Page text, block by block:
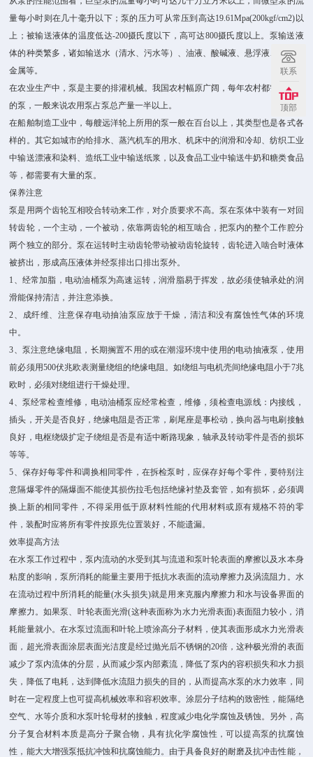
量每小时则在几十毫升以下；泵的压力可从常压到高达19.61Mpa(200kgf/cm2)以
上；被输送液体的温度低达-200摄氏度以下，高可达800摄氏度以上。泵输送液
体的种类繁多，诸如输送水（清水、污水等）、油液、酸碱液、悬浮液、和液态
金属等。
在农业生产中，泵是主要的排灌机械。我国农村幅原广阔，每年农村都需要大量
的泵，一般来说农用泵占泵总产量一半以上。
在船舶制造工业中，每艘远洋轮上所用的泵一般在百台以上，其类型也是各式各
样的。其它如城市的给排水、蒸汽机车的用水、机床中的润滑和冷却、纺织工业
中输送漂液和染料、造纸工业中输送纸浆，以及食品工业中输送牛奶和糖类食品
等，都需要有大量的泵。
保养注意
泵是用两个齿轮互相咬合转动来工作，对介质要求不高。泵在泵体中装有一对回
转齿轮，一个主动，一个被动，依靠两齿轮的相互啮合，把泵内的整个工作腔分
两个独立的部分。泵在运转时主动齿轮带动被动齿轮旋转，齿轮进入啮合时液体
被挤出，形成高压液体并经泵排出口排出泵外。
1、经常加脂，电动油桶泵为高速运转，润滑脂易于挥发，故必须使轴承处的润
滑能保持清洁，并注意添换。
2、成纤维、注意保存电动抽油泵应放于干燥，清洁和没有腐蚀性气体的环境
中。
3、泵注意绝缘电阻，长期搁置不用的或在潮湿环境中使用的电动抽液泵，使用
前必须用500伏兆欧表测量绕组的绝缘电阻。如绕组与电机壳间绝缘电阻小于7兆
欧时，必须对绕组进行干燥处理。
4、泵经常检查维修，电动油桶泵应经常检查，维修，须检查电源线：内接线，
插头，开关是否良好，绝缘电阻是否正常，刷尾座是事松动，换向器与电刷接触
良好，电枢绕级扩定子绕组是否是有适中断路现象，轴承及转动零件是否的损坏
等等。
5、保存好每零件和调换相同零件，在拆检泵时，应保存好每个零件，要特别注
意隔爆零件的隔爆面不能使其损伤拉毛包括绝缘衬垫及套管，如有损坏，必须调
换上新的相同零件，不得采用低于原材料性能的代用材料或原有规格不符的零
件，装配时应将所有零件按原先位置装好，不能遗漏。
效率提高方法
在水泵工作过程中，泵内流动的水受到其与流道和泵叶轮表面的摩擦以及水本身
粘度的影响，泵所消耗的能量主要用于抵抗水表面的流动摩擦力及涡流阻力。水
在流动过程中所消耗的能量(水头损失)就是用来克服内摩擦力和水与设备界面的
摩擦力。如果泵、叶轮表面光滑(这种表面称为水力光滑表面)表面阻力较小，消
耗能量就小。在水泵过流面和叶轮上喷涂高分子材料，使其表面形成水力光滑表
面，超光滑表面涂层表面光洁度是经过抛光后不锈钢的20倍，这种极光滑的表面
减少了泵内流体的分层，从而减少泵内部紊流，降低了泵内的容积损失和水力损
失，降低了电耗，达到降低水流阻力损失的目的，从而提高水泵的水力效率，同
时在一定程度上也可提高机械效率和容积效率。涂层分子结构的致密性，能隔绝
空气、水等介质和水泵叶轮母材的接触，程度减少电化学腐蚀及锈蚀。另外，高
分子复合材料本质是高分子聚合物，具有抗化学腐蚀性，可以提高泵的抗腐蚀
性，能大大增强泵抵抗冲蚀和抗腐蚀能力。由于具备良好的耐磨及抗冲击性能，
联系
顶部